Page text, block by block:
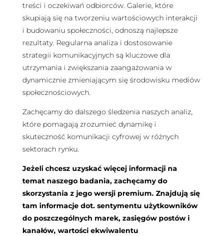
treści i oczekiwań odbiorców. Galerie, które
skupiają się na tworzeniu wartościowych interakcji
i budowaniu społeczności, odnoszą najlepsze
rezultaty. Regularna analiza i dostosowanie
strategii komunikacyjnych są kluczowe dla
utrzymania i zwiększania zaangażowania w
dynamicznie zmieniającym się środowisku mediów
społecznościowych.
Zachęcamy do dalszego śledzenia naszych analiz,
które pomagają zrozumieć dynamikę i
skuteczność komunikacji cyfrowej w różnych
sektorach rynku.
Jeżeli chcesz uzyskać więcej informacji na
temat naszego badania, zachęcamy do
skorzystania z jego wersji premium. Znajdują się
tam informacje dot. sentymentu użytkowników
do poszczególnych marek, zasięgów postów i
kanałów, wartości ekwiwalentu